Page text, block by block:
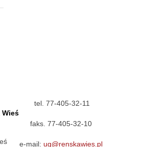
Wieś
tel. 77-405-32-11
faks. 77-405-32-10
e-mail: ug@renskawies.pl